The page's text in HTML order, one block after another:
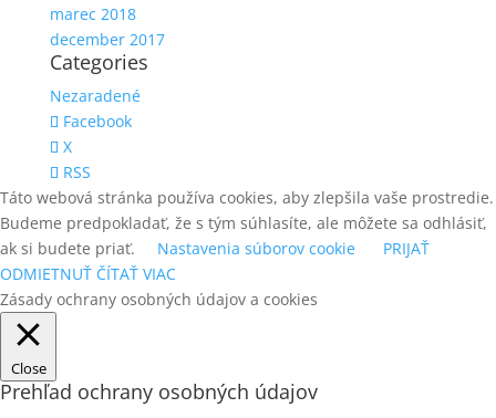
marec 2018
december 2017
Categories
Nezaradené
Facebook
X
RSS
Táto webová stránka používa cookies, aby zlepšila vaše prostredie.
Budeme predpokladať, že s tým súhlasíte, ale môžete sa odhlásiť,
ak si budete priať.
Nastavenia súborov cookie
PRIJAŤ
ODMIETNUŤ ČÍTAŤ VIAC
Zásady ochrany osobných údajov a cookies
Close
Prehľad ochrany osobných údajov